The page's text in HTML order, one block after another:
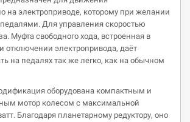
на электроприводе, которому при желании
Для управления скоростью
Муфта свободного хода, встроенная в
отключении электропривода, даёт
на педалях так же легко, как на обычном
оборудована компактным и
мотор колесом с максимальной
Благодаря планетарному редуктору, оно